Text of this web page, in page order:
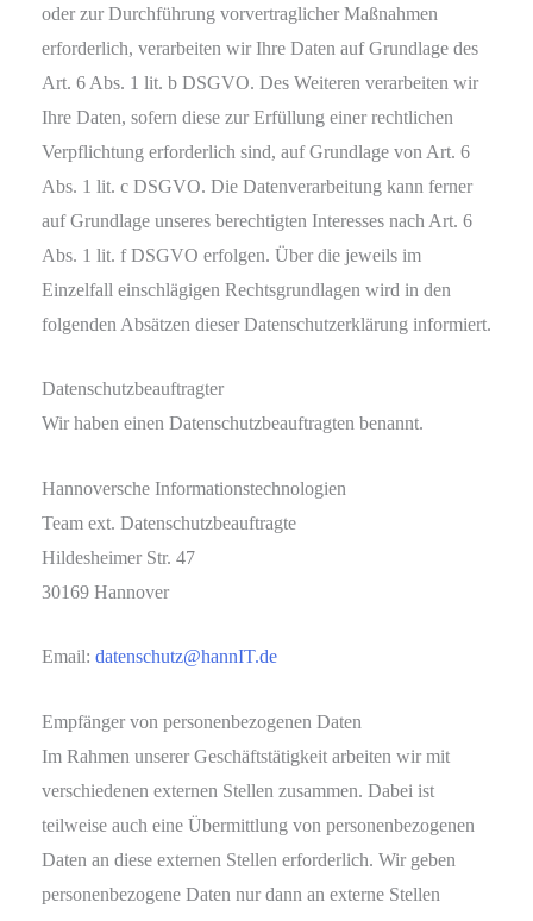
oder zur Durchführung vorvertraglicher Maßnahmen
erforderlich, verarbeiten wir Ihre Daten auf Grundlage des
Art. 6 Abs. 1 lit. b DSGVO. Des Weiteren verarbeiten wir
Ihre Daten, sofern diese zur Erfüllung einer rechtlichen
Verpflichtung erforderlich sind, auf Grundlage von Art. 6
Abs. 1 lit. c DSGVO. Die Datenverarbeitung kann ferner
auf Grundlage unseres berechtigten Interesses nach Art. 6
Abs. 1 lit. f DSGVO erfolgen. Über die jeweils im
Einzelfall einschlägigen Rechtsgrundlagen wird in den
folgenden Absätzen dieser Datenschutzerklärung informiert.
Datenschutz­beauftragter
Wir haben einen Datenschutzbeauftragten benannt.
Hannoversche Informationstechnologien
Team ext. Datenschutzbeauftragte
Hildesheimer Str. 47
30169 Hannover
Email: datenschutz@hannIT.de
Empfänger von personenbezogenen Daten
Im Rahmen unserer Geschäftstätigkeit arbeiten wir mit
verschiedenen externen Stellen zusammen. Dabei ist
teilweise auch eine Übermittlung von personenbezogenen
Daten an diese externen Stellen erforderlich. Wir geben
personenbezogene Daten nur dann an externe Stellen